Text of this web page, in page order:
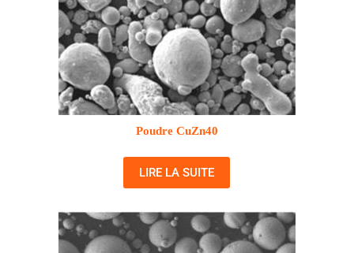
Poudre CuZn40
LIRE LA SUITE